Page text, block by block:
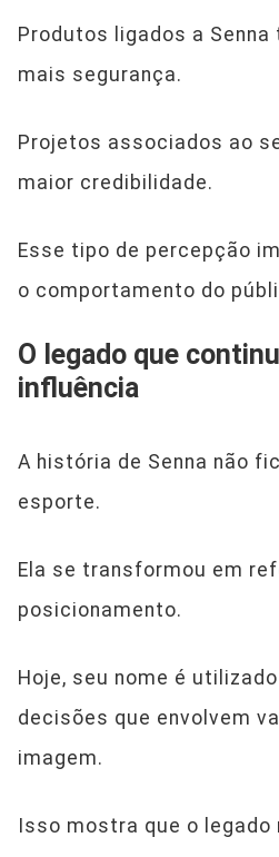
Produtos ligados a
mais segurança.
Projetos associados ao
maior credibilidade.
Esse tipo de percepção
o comportamento do
O legado que
influência
A história de Senna não
esporte.
Ela se transformou em
posicionamento.
Hoje, seu nome é
decisões que envolvem
imagem.
Isso mostra que o legado